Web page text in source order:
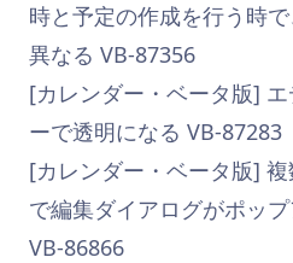
時と予定の作成を行う時
異なる VB-87356
[カレンダー・ベータ版]
ーで透明になる VB-87283
[カレンダー・ベータ版]
で編集ダイアログがポッ
VB-86866